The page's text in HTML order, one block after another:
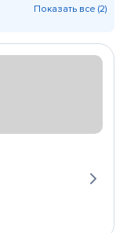
Показать все (2)